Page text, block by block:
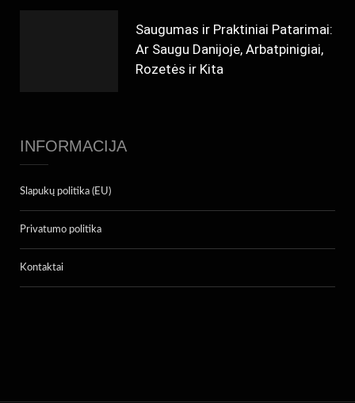
Saugumas ir Praktiniai Patarimai:
Ar Saugu Danijoje, Arbatpinigiai,
Rozetės ir Kita
INFORMACIJA
Slapukų politika (EU)
Privatumo politika
Kontaktai